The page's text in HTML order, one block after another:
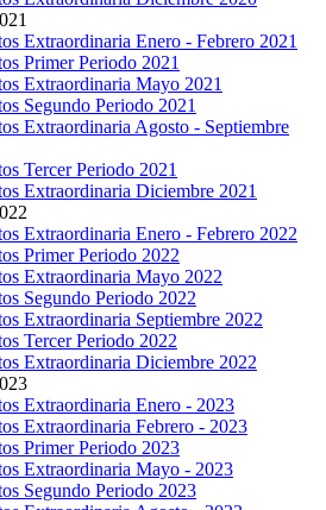
Extraordinaria Enero - Febrero 2021
Primer Periodo 2021
Extraordinaria Mayo 2021
Segundo Periodo 2021
Extraordinaria Agosto - Septiembre
Tercer Periodo 2021
Extraordinaria Diciembre 2021
Extraordinaria Enero - Febrero 2022
Primer Periodo 2022
Extraordinaria Mayo 2022
Segundo Periodo 2022
Extraordinaria Septiembre 2022
Tercer Periodo 2022
Extraordinaria Diciembre 2022
Extraordinaria Enero - 2023
Extraordinaria Febrero - 2023
Primer Periodo 2023
Extraordinaria Mayo - 2023
Segundo Periodo 2023